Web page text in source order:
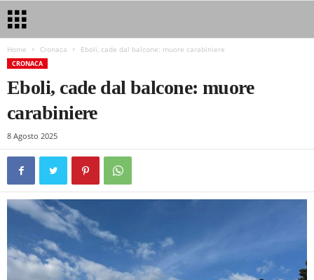
Home Cronaca Eboli, cade dal balcone: muore carabiniere
CRONACA
Eboli, cade dal balcone: muore
carabiniere
8 Agosto 2025